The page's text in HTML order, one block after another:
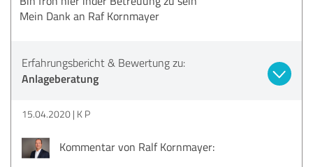
Mein Dank an Raf Kornmayer
Erfahrungsbericht & Bewertung zu:
Anlageberatung
15.04.2020 K P
Kommentar von Ralf Kornmayer: